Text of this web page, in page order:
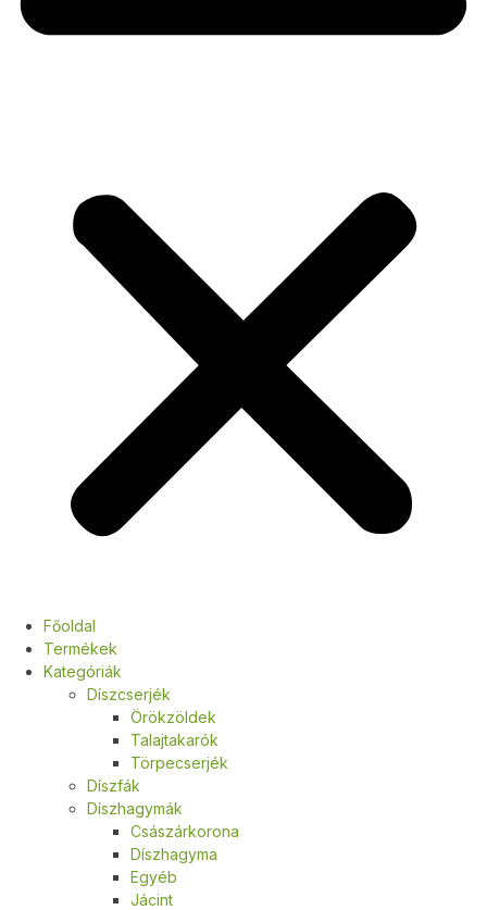
Főoldal
Termékek
Kategóriák
Díszcserjék
Örökzöldek
Talajtakarók
Törpecserjék
Díszfák
Díszhagymák
Császárkorona
Díszhagyma
Egyéb
Jácint